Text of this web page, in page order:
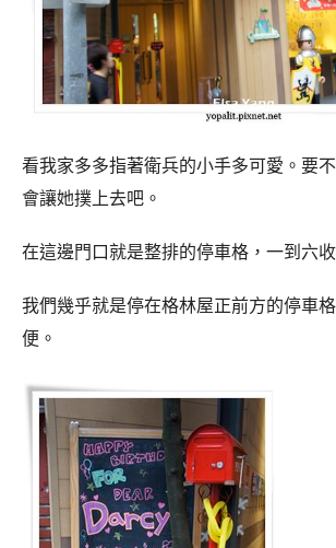
看我家多多指著衛兵的小手多可愛。要
會讓她撲上去吧。
在這邊門口就是整排的停車格，一到六收
我們幾乎就是停在格林屋正前方的停車
便。